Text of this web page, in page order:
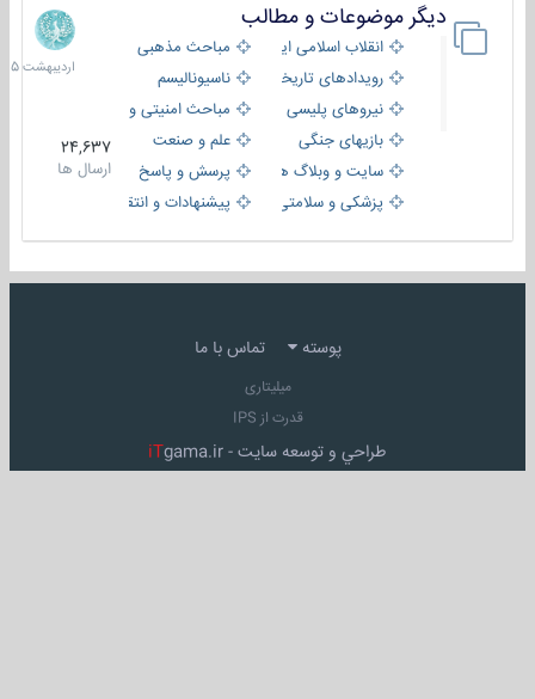
دیگر موضوعات و مطالب
انقلاب اسلامی ایران
مباحث مذهبی
رویدادهای تاریخی و مذهبیناسیونالیسم
نیروهای پلیسی
مباحث امنیتی و اطلاعاتی
بازیهای جنگی
علم و صنعت
سایت و وبلاگ ها
پرسش و پاسخ
پزشکی و سلامتی
پیشنهادات و انتقادات
24,637
ارسال ها
8
1405
پوسته تماس با ما
میلیتاری
قدرت از IPS
طراحي و توسعه سايت - iTgama.ir